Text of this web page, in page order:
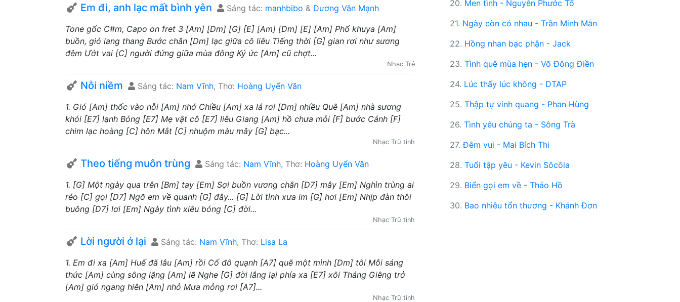
Em đi, anh lạc mất bình yên Sáng tác: manhbibo & Dương Văn Mạnh
Tone gốc C#m, Capo on fret 3 [Am] [Dm] [G] [E] [Am] [Dm] [E] [Am] Phố khuya [Am]
buồn, gió lang thang Bước chân [Dm] lạc giữa cô liêu Tiếng thời [G] gian rơi như sương
đêm Ướt vai [C] người đứng giữa mùa đông Ký ức [Am] cũ chợt...
Nhạc Trẻ
Nỗi niềm Sáng tác: Nam Vĩnh, Thơ: Hoàng Uyển Văn
1. Gió [Am] thốc vào nỗi [Am] nhớ Chiều [Am] xa lá rơi [Dm] nhiều Quê [Am] nhà sương
khói [E7] lạnh Bóng [E7] Mẹ vật cô [E7] liêu Giang [Am] hồ chưa mỏi [F] bước Cánh [F]
chim lạc hoàng [C] hôn Mắt [C] nhuộm màu mây [G] bạc...
Nhạc Trữ tình
Theo tiếng muôn trùng Sáng tác: Nam Vĩnh, Thơ: Hoàng Uyển Văn
1. [G] Một ngày qua trên [Bm] tay [Em] Sợi buồn vương chân [D7] mây [Em] Nghìn trùng ai
réo [C] gọi [D7] Ngỡ em về quanh [G] đây... [G] Lời tình xưa im [G] hơi [Em] Nhịp đàn thôi
buông [D7] lơi [Em] Ngày tình xiêu bóng [C] đời...
Nhạc Trữ tình
Lời người ở lại Sáng tác: Nam Vĩnh, Thơ: Lisa La
1. Em đi xa [Am] Huế đã lâu [Am] rồi Cố đô quạnh [A7] quẽ một mình [Dm] tôi Mỗi sáng
thức [Am] cùng sông lặng [Am] lẽ Nghe [G] đời lắng lại phía xa [E7] xôi Tháng Giêng trở
[Am] gió ngang hiên [Am] nhỏ Mưa mỏng rơi [A7]...
Nhạc Trữ tình
20. Men tình - Nguyễn Phước Tố
21. Ngày còn có nhau - Trần Minh Mẫn
22. Hồng nhan bạc phận - Jack
23. Tình quê mùa hẹn - Võ Đông Điền
24. Lúc thấy lúc không - DTAP
25. Thập tự vinh quang - Phan Hùng
26. Tình yêu chúng ta - Sông Trà
27.Đêm vui - Mai Bích Thi
28. Tuổi tập yêu - Kevin Sôcôla
29. Biển gọi em về - Thảo Hồ
30. Bao nhiêu tổn thương - Khánh Đơn